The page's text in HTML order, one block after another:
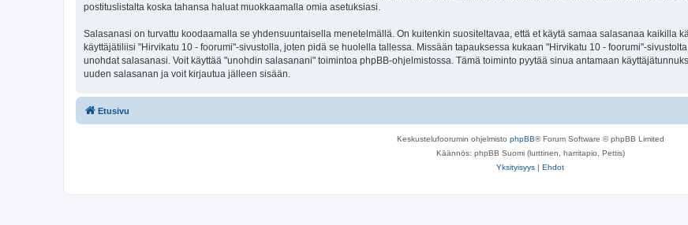
postituslistalta koska tahansa haluat muokkaamalla omia asetuksiasi.
Salasanasi on turvattu koodaamalla se yhdensuuntaisella menetelmällä. On kuitenkin suositeltavaa, että et käytä samaa salasanaa kaikilla
käyttäjätiliisi "Hirvikatu 10 - foorumi"-sivustolla, joten pidä se huolella tallessa. Missään tapauksessa kukaan "Hirvikatu 10 - foorumi"-
unohdat salasanasi. Voit käyttää "unohdin salasanani" toimintoa phpBB-ohjelmistossa. Tämä toiminto pyytää sinua antamaan
uuden salasanan ja voit kirjautua jälleen sisään.
Etusivu
Keskustelufoorumin ohjelmisto phpBB® Forum Software © phpBB Limited
Käännös: phpBB Suomi (lurttinen, harritapio, Pettis)
Yksityisyys | Ehdot